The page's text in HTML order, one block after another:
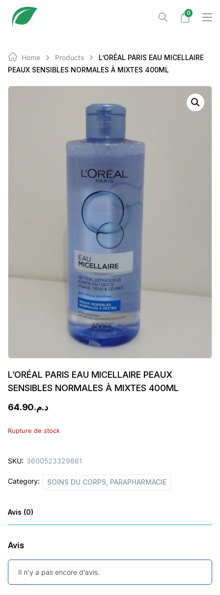
0
Home Products
L’ORÉAL PARIS EAU MICELLAIRE
PEAUX SENSIBLES NORMALES À MIXTES 400ML
L’ORÉAL PARIS EAU MICELLAIRE PEAUX
SENSIBLES NORMALES À MIXTES 400ML
د.م.64.90
Rupture de stock
SKU: 3600523329861
Category: SOINS DU CORPS, PARAPHARMACIE
Avis (0)
Avis
Il n’y a pas encore d’avis.